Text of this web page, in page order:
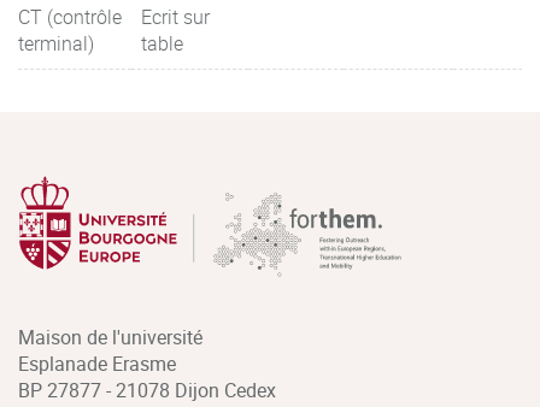
CT (contrôle
terminal)
Ecrit sur
table
Maison de l'université
Esplanade Erasme
BP 27877 - 21078 Dijon Cedex